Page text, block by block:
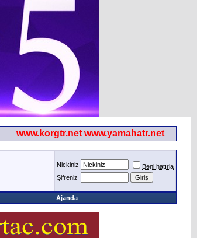
www.korgtr.net www.yamahatr.net
Nickiniz
Beni hatırla
Şifreniz
Ajanda